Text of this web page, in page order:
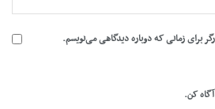
برای زمانی که دوباره دیدگاهی می‌نویسم.
آگاه کن.